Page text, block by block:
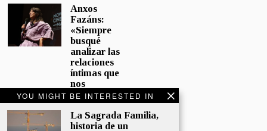
YOU MIGHT BE INTERESTED IN
La Sagrada Familia,
historia de un
Anxos
Fazáns:
«Siempre
busqué
analizar las
relaciones
íntimas que
nos
afectan»
5 junio, 2026